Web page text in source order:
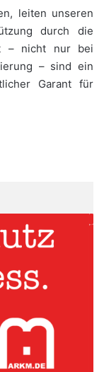
leiten unseren
durch die
– nicht nur bei
– sind ein
Garant für